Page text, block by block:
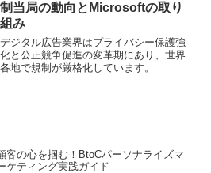
制当局の動向とMicrosoftの取り
組み
デジタル広告業界はプライバシー保護強
化と公正競争促進の変革期にあり、世界
各地で規制が厳格化しています。
客の心を掴む！BtoCパーソナライズマ
ケティング実践ガイド